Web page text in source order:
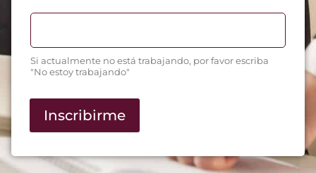
Si actualmente no está trabajando, por favor escriba
"No estoy trabajando"
Inscribirme